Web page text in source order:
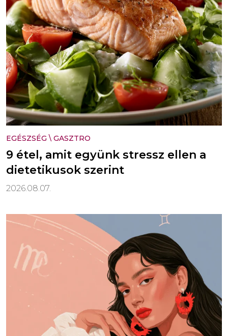
EGÉSZSÉG \ GASZTRO
9 étel, amit együnk stressz ellen a
dietetikusok szerint
2026.08.07.